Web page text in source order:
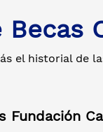
el historial de
Fundación